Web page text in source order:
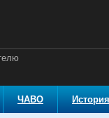
ЧАВО